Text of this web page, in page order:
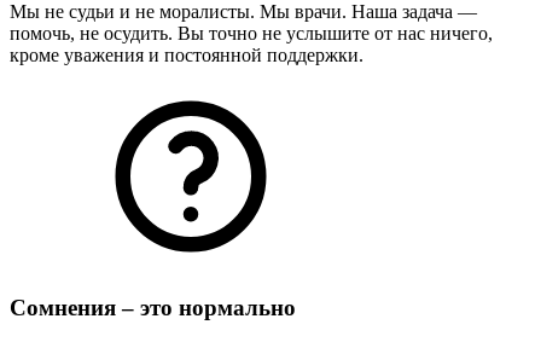
Мы не судьи и не моралисты. Мы врачи. Наша задача —
помочь, не осудить. Вы точно не услышите от нас ничего,
кроме уважения и постоянной поддержки.
Сомнения – это нормально